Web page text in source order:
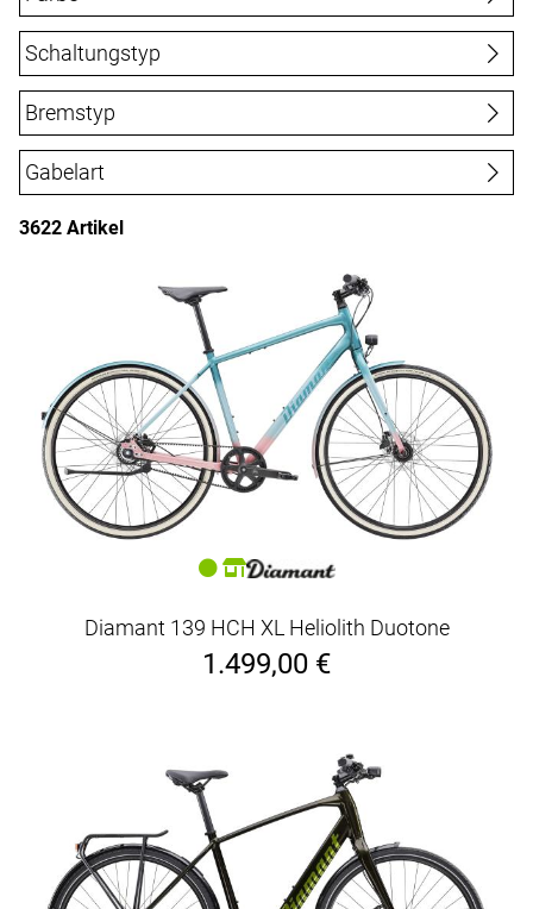
60 cm 61 cm 62 cm 65 cm L
M ML
Tiefer Einstieg - Comfort Tiefer Einstieg - Wave
Y-Lite
Schaltungstyp
Kettenschaltung
Bremstyp
hydraulische Scheibenbremsen
Gabelart
starre Gabel
3622 Artikel
Diamant 139 HCH XL Heliolith Duotone
1.499,00 €